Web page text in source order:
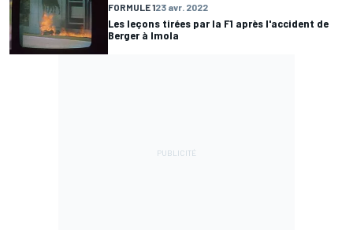
FORMULE 123 avr. 2022
Les leçons tirées par la F1 après l'accident de
Berger à Imola